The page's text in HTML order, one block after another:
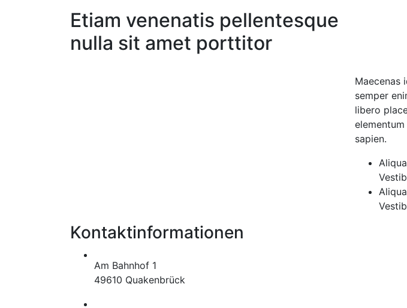
Etiam venenatis pellentesque
nulla sit amet porttitor
Maecenas
semper
libero
sapien.
Kontaktinformationen
Am Bahnhof 1
49610 Quakenbrück